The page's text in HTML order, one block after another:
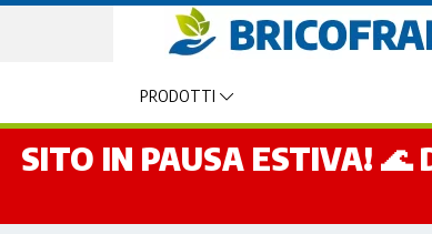
PRODOTTI
SITO IN PAUSA ESTIVA! 🌊